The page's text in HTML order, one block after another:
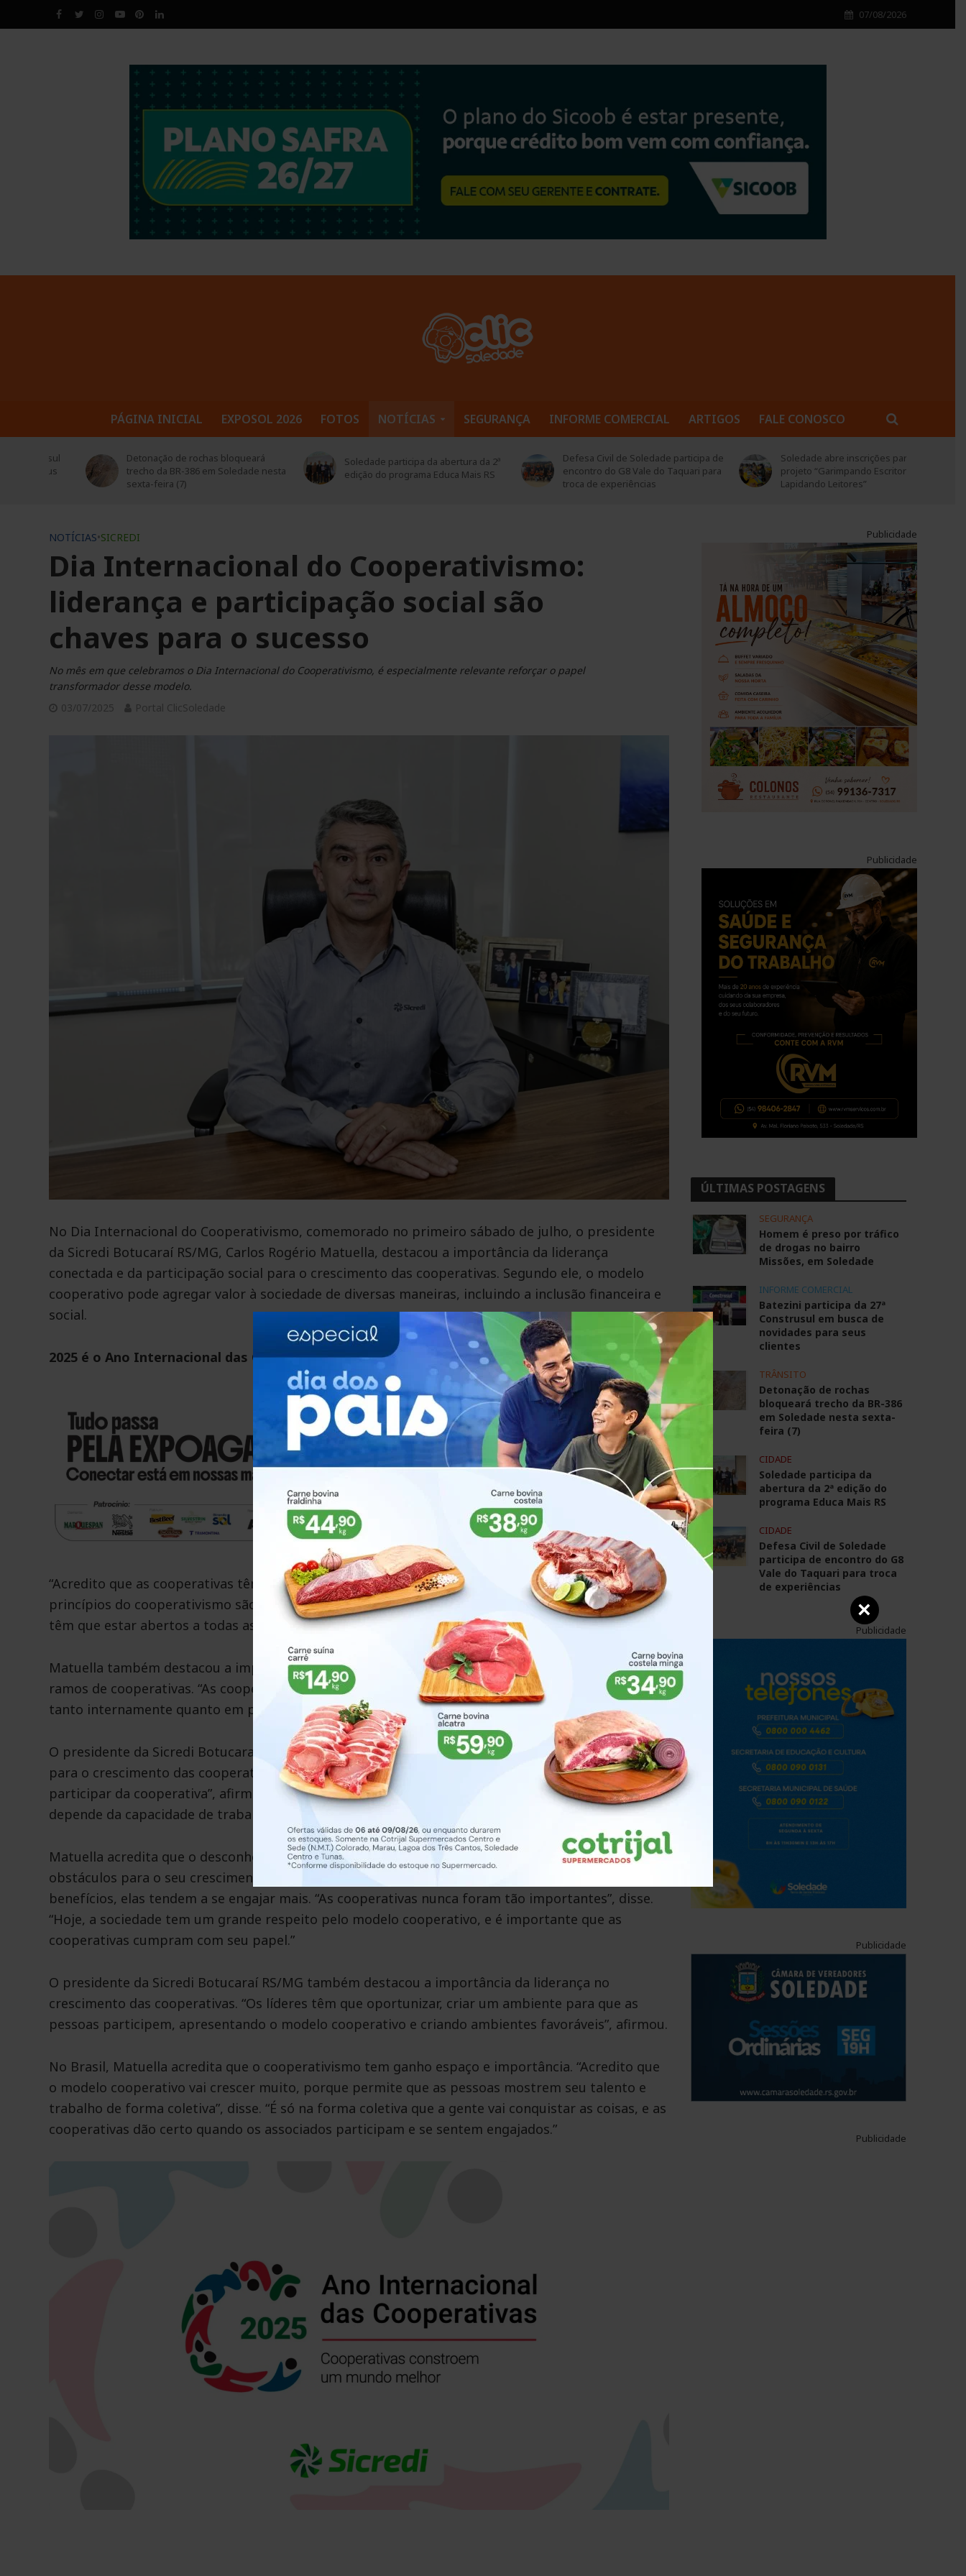
07/08/2026
PÁGINA INICIAL EXPOSOL 2026 FOTOS NOTÍCIAS SEGURANÇA INFORME COMERCIAL ARTIGOS FALE CONOSCO
Detonação de rochas bloqueará
trecho da BR-386 em Soledade nesta
sexta-feira (7)
Soledade participa da abertura da 2ª
edição do programa Educa Mais RS
Defesa Civil de Soledade participa de
encontro do G8 Vale do Taquari para
troca de experiências
Soledade abre inscrições para
projeto “Garimpando Escritores –
Lapidando Leitores”
NOTÍCIAS•SICREDI
Dia Internacional do Cooperativismo:
liderança e participação social são
chaves para o sucesso
No mês em que celebramos o Dia Internacional do Cooperativismo, é especialmente relevante reforçar o papel
transformador desse modelo.
03/07/2025
Portal ClicSoledade
No Dia Internacional do Cooperativismo, comemorado no primeiro sábado de julho, o presidente
da Sicredi Botucaraí RS/MG, Carlos Rogério Matuella, destacou a importância da liderança
conectada e da participação social para o crescimento das cooperativas. Segundo ele, o modelo
cooperativo pode agregar valor à sociedade de diversas maneiras, incluindo a inclusão financeira e
social.
2025 é o Ano Internacional das Cooperativas
“Acredito que as cooperativas têm que estar muito abertas à sociedade”, afirmou Matuella. “Os
princípios do cooperativismo são fundamentais, e a adesão voluntária e livre é um deles. Todos
têm que estar abertos a todas as pessoas, respeitando a individualidade de cada um.”
Matuella também destacou a importância da intercooperação, ou cooperação entre diferentes
ramos de cooperativas. “As cooperativas precisam dar exemplo de união e trabalho em equipe,
tanto internamente quanto em parceria com a sociedade”, disse.
O presidente da Sicredi Botucaraí RS/MG também enfatizou a importância da participação social
para o crescimento das cooperativas. “Nós precisamos abrir, ainda mais, para a sociedade
participar da cooperativa”, afirmou. “O modelo cooperativo é baseado na coletividade, e o sucesso
depende da capacidade de trabalhar em equipe.”
Matuella acredita que o desconhecimento sobre o modelo cooperativo é um dos principais
obstáculos para o seu crescimento. No entanto, quando as pessoas entendem o modelo e seus
benefícios, elas tendem a se engajar mais. “As cooperativas nunca foram tão importantes”, disse.
“Hoje, a sociedade tem um grande respeito pelo modelo cooperativo, e é importante que as
cooperativas cumpram com seu papel.”
O presidente da Sicredi Botucaraí RS/MG também destacou a importância da liderança no
crescimento das cooperativas. “Os líderes têm que oportunizar, criar um ambiente para que as
pessoas participem, apresentando o modelo cooperativo e criando ambientes favoráveis”, afirmou.
No Brasil, Matuella acredita que o cooperativismo tem ganho espaço e importância. “Acredito que
o modelo cooperativo vai crescer muito, porque permite que as pessoas mostrem seu talento e
trabalho de forma coletiva”, disse. “É só na forma coletiva que a gente vai conquistar as coisas, e as
cooperativas dão certo quando os associados participam e se sentem engajados.”
Publicidade
Publicidade
ÚLTIMAS POSTAGENS
SEGURANÇA
Homem é preso por tráfico
de drogas no bairro
Missões, em Soledade
INFORME COMERCIAL
Batezini participa da 27ª
Construsul em busca de
novidades para seus
clientes
TRÂNSITO
Detonação de rochas
bloqueará trecho da BR-386
em Soledade nesta sexta-
feira (7)
CIDADE
Soledade participa da
abertura da 2ª edição do
programa Educa Mais RS
CIDADE
Defesa Civil de Soledade
participa de encontro do G8
Vale do Taquari para troca
de experiências
Publicidade
Publicidade
Publicidade
×